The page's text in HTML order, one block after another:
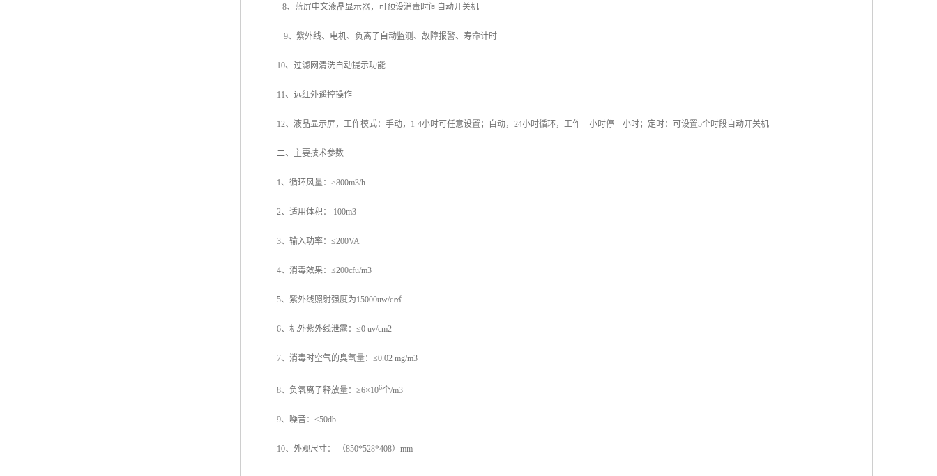
8、 蓝屏中文液晶显示器，可预设消毒时间自动开关机
9、紫外线、电机、负离子自动监测、故障报警、寿命计时
10、过滤网清洗自动提示功能
11、远红外遥控操作
12、液晶显示屏，工作模式：手动， 1-4小时可任意设置；自动， 24小时循环，工作一小时停一小时；定时：可设置5个时段自动开关机
二、主要技术参数
1、循环风量：≥800m3/h
2、适用体积： 100m3
3、输入功率：≤200VA
4、消毒效果：≤200cfu/m3
5、紫外线照射强度为15000uw/c㎡
6、机外紫外线泄露：≤0 uv/cm2
7、消毒时空气的臭氧量：≤0.02 mg/m3
8、负氧离子释放量：≥6×106个/m3
9、噪音：≤50db
10、外观尺寸： （850*528*408） mm